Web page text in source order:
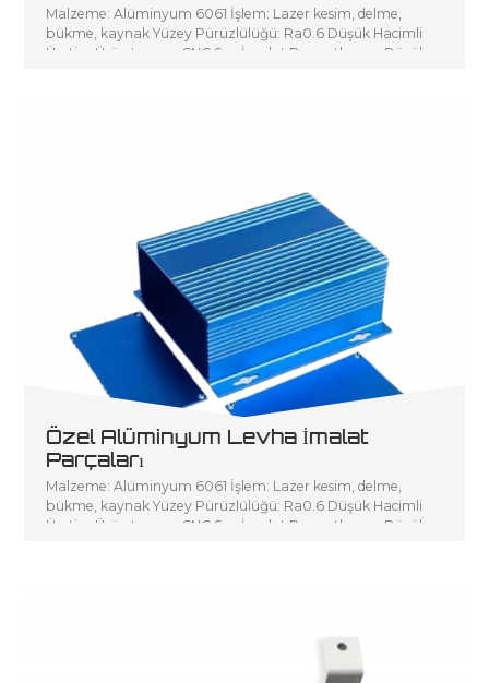
Malzeme: Alüminyum 6061 İşlem: Lazer kesim, delme,
bükme, kaynak Yüzey Pürüzlülüğü: Ra0.6 Düşük Hacimli
Üretim Ürün tanımı: CNC Sac İmalat P sanatlarının Düşük
Özel Alüminyum Levha İmalat
Parçaları
Malzeme: Alüminyum 6061 İşlem: Lazer kesim, delme,
bükme, kaynak Yüzey Pürüzlülüğü: Ra0.6 Düşük Hacimli
Üretim Ürün tanımı: CNC Sac İmalat P sanatlarının Düşük